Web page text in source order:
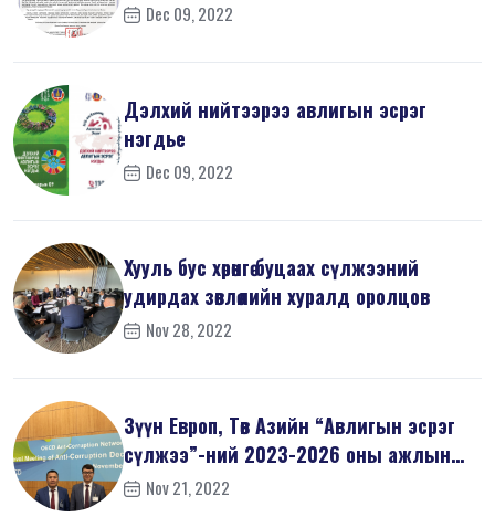
Dec 09, 2022
Дэлхий нийтээрээ авлигын эсрэг
нэгдье
Dec 09, 2022
Хууль бус хөрөнгө буцаах сүлжээний
удирдах зөвлөлийн хуралд оролцов
Nov 28, 2022
Зүүн Европ, Төв Азийн “Авлигын эсрэг
сүлжээ”-ний 2023-2026 оны ажлын
т...Nov 21, 2022